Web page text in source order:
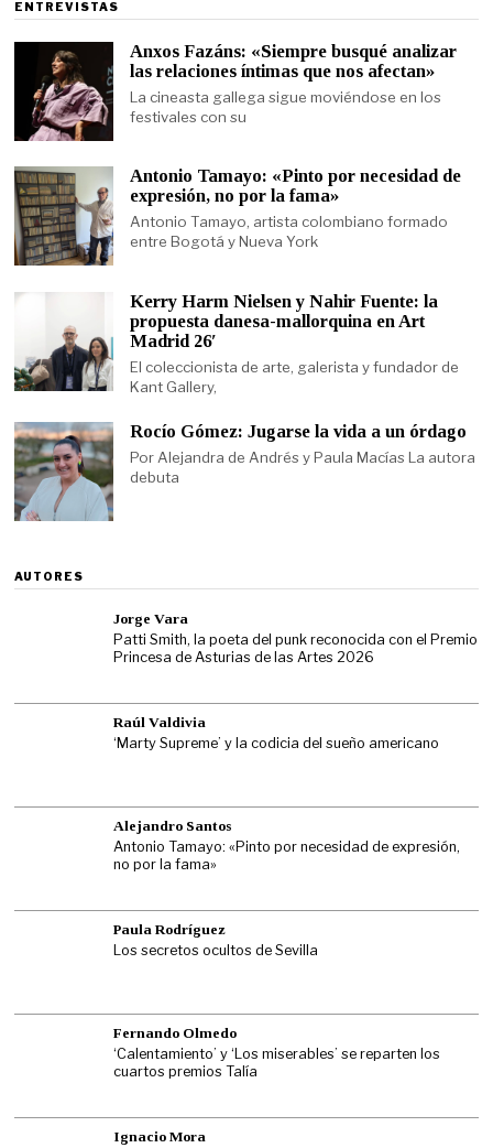
ENTREVISTAS
Anxos Fazáns: «Siempre busqué analizar
las relaciones íntimas que nos afectan»
La cineasta gallega sigue moviéndose en los
festivales con su
Antonio Tamayo: «Pinto por necesidad de
expresión, no por la fama»
Antonio Tamayo, artista colombiano formado
entre Bogotá y Nueva York
Kerry Harm Nielsen y Nahir Fuente: la
propuesta danesa-mallorquina en Art
Madrid 26′
El coleccionista de arte, galerista y fundador de
Kant Gallery,
Rocío Gómez: Jugarse la vida a un órdago
Por Alejandra de Andrés y Paula Macías La autora
debuta
AUTORES
Jorge Vara
Patti Smith, la poeta del punk reconocida con el Premio
Princesa de Asturias de las Artes 2026
Raúl Valdivia
‘Marty Supreme’ y la codicia del sueño americano
Alejandro Santos
Antonio Tamayo: «Pinto por necesidad de expresión,
no por la fama»
Paula Rodríguez
Los secretos ocultos de Sevilla
Fernando Olmedo
‘Calentamiento’ y ‘Los miserables’ se reparten los
cuartos premios Talía
Ignacio Mora